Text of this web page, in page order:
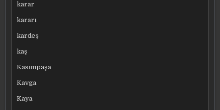
karar
kararı
kardeş
kaş
Kasımpaşa
Kavga
Kaya